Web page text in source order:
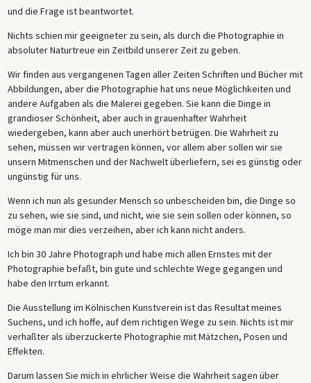
und die Frage ist beantwortet.
Nichts schien mir geeigneter zu sein, als durch die Photographie in
absoluter Naturtreue ein Zeitbild unserer Zeit zu geben.
Wir finden aus vergangenen Tagen aller Zeiten Schriften und Bücher mit
Abbildungen, aber die Photographie hat uns neue Möglichkeiten und
andere Aufgaben als die Malerei gegeben. Sie kann die Dinge in
grandioser Schönheit, aber auch in grauenhafter Wahrheit
wiedergeben, kann aber auch unerhört betrügen. Die Wahrheit zu
sehen, müssen wir vertragen können, vor allem aber sollen wir sie
unsern Mitmenschen und der Nachwelt überliefern, sei es günstig oder
ungünstig für uns.
Wenn ich nun als gesunder Mensch so unbescheiden bin, die Dinge so
zu sehen, wie sie sind, und nicht, wie sie sein sollen oder können, so
möge man mir dies verzeihen, aber ich kann nicht anders.
Ich bin 30 Jahre Photograph und habe mich allen Ernstes mit der
Photographie befaßt, bin gute und schlechte Wege gegangen und
habe den Irrtum erkannt.
Die Ausstellung im Kölnischen Kunstverein ist das Resultat meines
Suchens, und ich hoffe, auf dem richtigen Wege zu sein. Nichts ist mir
verhaßter als überzuckerte Photographie mit Mätzchen, Posen und
Effekten.
Darum lassen Sie mich in ehrlicher Weise die Wahrheit sagen über